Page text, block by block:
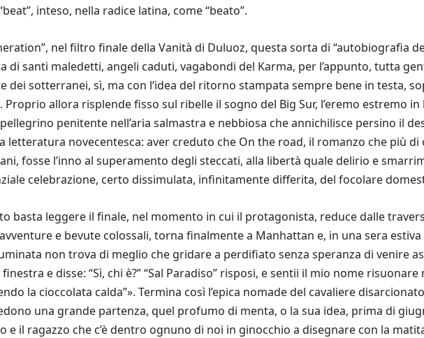
inteso, nella radice latina, come “beato”.
nel filtro finale della Vanità di Duluoz, questa sorta di “autobiografia
di santi maledetti, angeli caduti, vagabondi del Karma, per l’appunto, tutta
dei sotterranei, sì, ma con l’idea del ritorno stampata sempre bene in testa,
allora risplende fisso sul ribelle il sogno del Big Sur, l’eremo estremo
penitente nell’aria salmastra e nebbiosa che annichilisce persino il
letteratura novecentesca: aver creduto che On the road, il romanzo che più
fosse l’inno al superamento degli steccati, alla libertà quale delirio e
celebrazione, certo dissimulata, infinitamente differita, del focolare
basta leggere il finale, nel momento in cui il protagonista, reduce dalle
e bevute colossali, torna finalmente a Manhattan e, in una sera
non trova di meglio che gridare a perdifiato senza speranza di venire
e disse: “Sì, chi è?” “Sal Paradiso” risposi, e sentii il mio nome
la cioccolata calda”». Termina così l’epica nomade del cavaliere
una grande partenza, quel profumo di menta, o la sua idea, prima di
e il ragazzo che c’è dentro ognuno di noi in ginocchio a disegnare con la